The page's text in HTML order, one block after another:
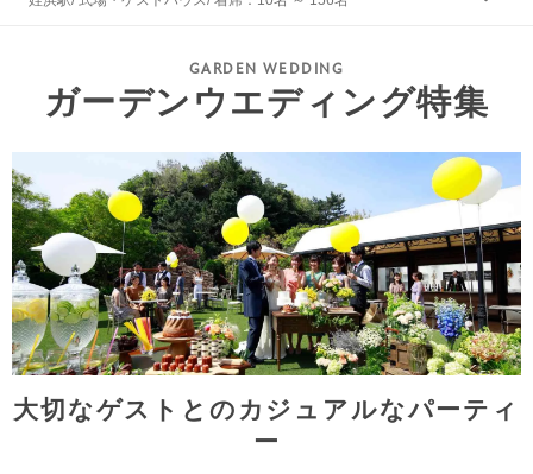
ガーデンウエディング特集
大切なゲストとのカジュアルなパーティ
ー